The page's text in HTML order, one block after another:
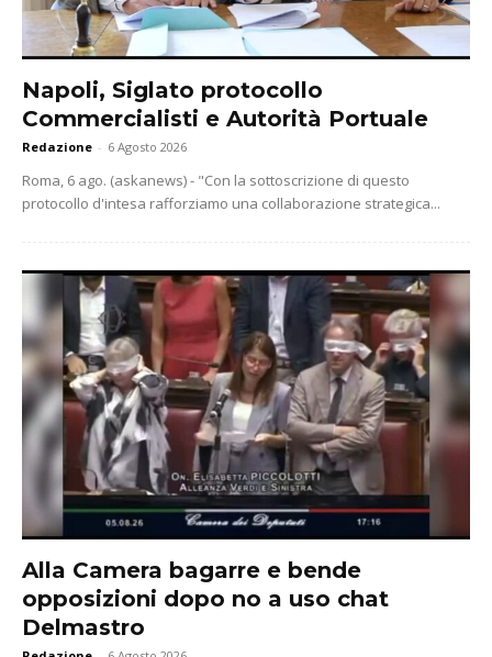
Napoli, Siglato protocollo
Commercialisti e Autorità Portuale
Redazione - 6 Agosto 2026
Roma, 6 ago. (askanews) - "Con la sottoscrizione di questo
protocollo d'intesa rafforziamo una collaborazione strategica...
Alla Camera bagarre e bende
opposizioni dopo no a uso chat
Delmastro